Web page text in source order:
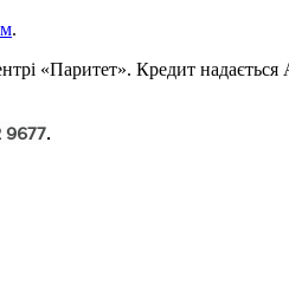
.
«Паритет». Кредит
9677.